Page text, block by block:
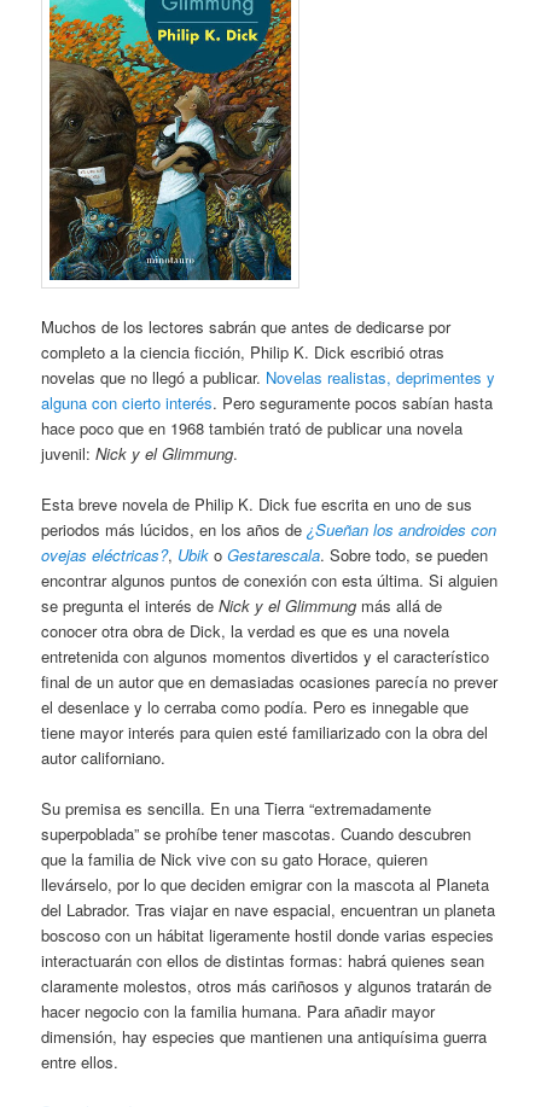
Muchos de los lectores sabrán que antes de dedicarse por
completo a la ciencia ficción, Philip K. Dick escribió otras
novelas que no llegó a publicar. Novelas realistas, deprimentes y
alguna con cierto interés. Pero seguramente pocos sabían hasta
hace poco que en 1968 también trató de publicar una novela
juvenil:Nick y el Glimmung.
Esta breve novela de Philip K. Dick fue escrita en uno de sus
periodos más lúcidos, en los años de¿Sueñan los androides con
ovejas eléctricas?, Ubik oGestarescala. Sobre todo, se pueden
encontrar algunos puntos de conexión con esta última. Si alguien
se pregunta el interés deNick y el Glimmung más allá de
conocer otra obra de Dick, la verdad es que es una novela
entretenida con algunos momentos divertidos y el característico
final de un autor que en demasiadas ocasiones parecía no prever
el desenlace y lo cerraba como podía. Pero es innegable que
tiene mayor interés para quien esté familiarizado con la obra del
autor californiano.
Su premisa es sencilla. En una Tierra “extremadamente
superpoblada” se prohíbe tener mascotas. Cuando descubren
que la familia de Nick vive con su gato Horace, quieren
llevárselo, por lo que deciden emigrar con la mascota al Planeta
del Labrador. Tras viajar en nave espacial, encuentran un planeta
boscoso con un hábitat ligeramente hostil donde varias especies
interactuarán con ellos de distintas formas: habrá quienes sean
claramente molestos, otros más cariñosos y algunos tratarán de
hacer negocio con la familia humana. Para añadir mayor
dimensión, hay especies que mantienen una antiquísima guerra
entre ellos.